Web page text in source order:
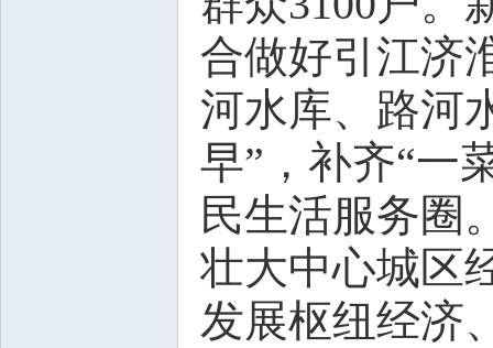
合做好引江济
河水库、路河
早”，补齐“一
民生活服务圈
壮大中心城区
发展枢纽经济